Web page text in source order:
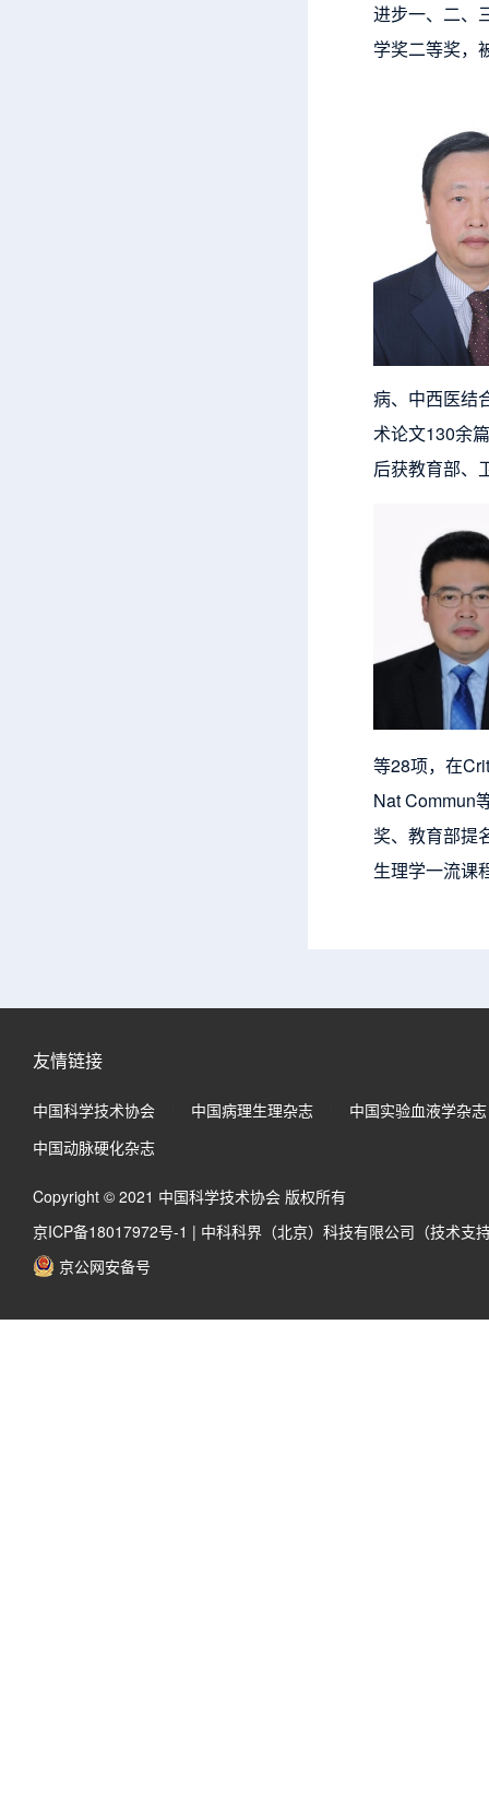
进步一、二、
学奖二等奖，
病、中西医结
术论文130余
后获教育部、
等28项，在
Nat Commun
奖、教育部提
生理学一流课
友情链接
中国科学技术协会 中国病理生理杂志
中国实验血液学杂志
中国动脉硬化杂志
Copyright © 2021 中国科学技术协会 版权所有
京ICP备18017972号-1 | 中科科界（北京）科技有限公司（技术支
京公网安备号